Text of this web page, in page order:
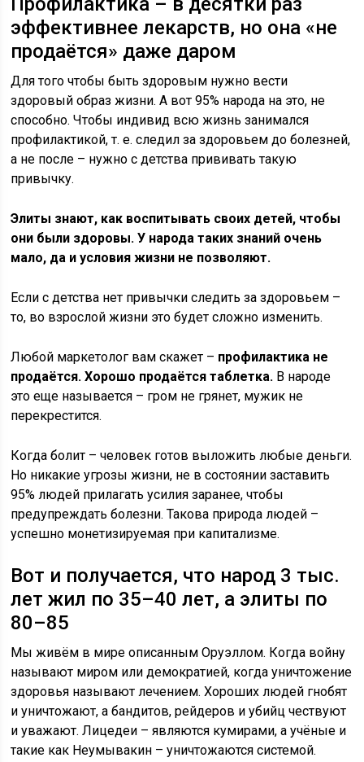
эффективнее лекарств, но она «не
продаётся» даже даром
Для того чтобы быть здоровым нужно вести
здоровый образ жизни. А вот 95% народа на это, не
способно. Чтобы индивид всю жизнь занимался
профилактикой, т. е. следил за здоровьем до болезней,
а не после – нужно с детства прививать такую
привычку.
Элиты знают, как воспитывать своих детей, чтобы
они были здоровы. У народа таких знаний очень
мало, да и условия жизни не позволяют.
Если с детства нет привычки следить за здоровьем –
то, во взрослой жизни это будет сложно изменить.
Любой маркетолог вам скажет – профилактика не
продаётся. Хорошо продаётся таблетка. В народе
это еще называется – гром не грянет, мужик не
перекрестится.
Когда болит – человек готов выложить любые деньги.
Но никакие угрозы жизни, не в состоянии заставить
95% людей прилагать усилия заранее, чтобы
предупреждать болезни. Такова природа людей –
успешно монетизируемая при капитализме.
Вот и получается, что народ 3 тыс.
лет жил по 35–40 лет, а элиты по
80–85
Мы живём в мире описанным Оруэллом. Когда войну
называют миром или демократией, когда уничтожение
здоровья называют лечением. Хороших людей гнобят
и уничтожают, а бандитов, рейдеров и убийц чествуют
и уважают. Лицедеи – являются кумирами, а учёные и
такие как Неумывакин – уничтожаются системой.